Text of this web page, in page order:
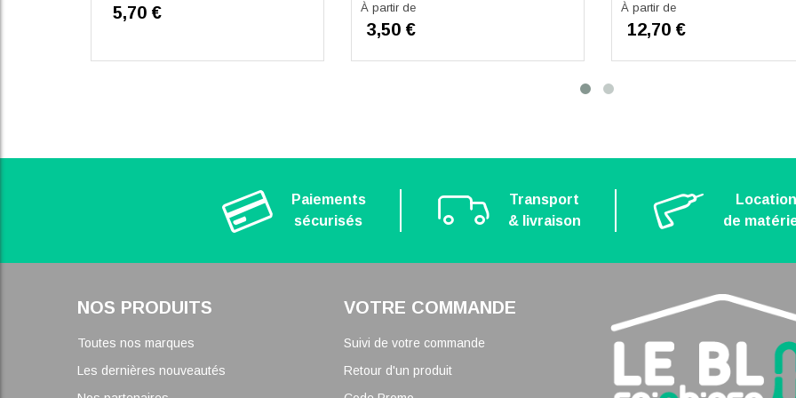
5,70 € À partir de
3,50 €
À partir de
12,70 €
Paiements
sécurisés
Transport
& livraison
Location
de
NOS PRODUITS
Toutes nos marques
Les dernières nouveautés
VOTRE COMMANDE
Suivi de votre commande
Retour d'un produit